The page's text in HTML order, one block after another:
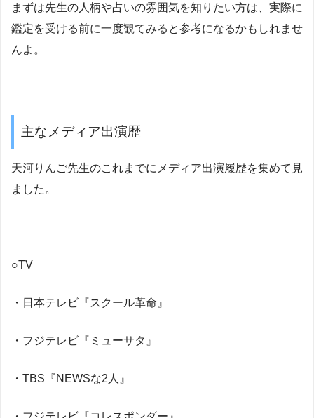
まずは先生の人柄や占いの雰囲気を知りたい方は、実際に
鑑定を受ける前に一度観てみると参考になるかもしれませ
んよ。
主なメディア出演歴
天河りんご先生のこれまでにメディア出演履歴を集めて見
ました。
○TV
・日本テレビ『スクール革命』
・フジテレビ『ミューサタ』
・TBS『NEWSな2人』